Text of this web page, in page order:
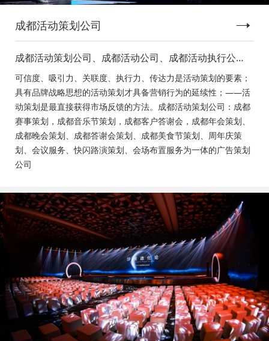
成都活动策划公司
成都活动策划公司、成都活动公司、成都活动执行公
司、成都庆典活动策划公司、成都发布会策划公司、成
都音乐节策划公司、成都年会活动策划
可信度、吸引力、关联度、执行力、传达力是活动策划的要素；
具有品牌战略思想的活动策划才具备营销行为的延续性；——活
动策划是最直接获得市场反馈的方法。成都活动策划公司：成都
赛事策划，成都音乐节策划，成都客户答谢会，成都年会策划、
成都晚会策划、成都答谢会策划、成都美食节策划、周年庆策
划、会议服务、快闪路演策划、会场布置服务为一体的广告策划
公司